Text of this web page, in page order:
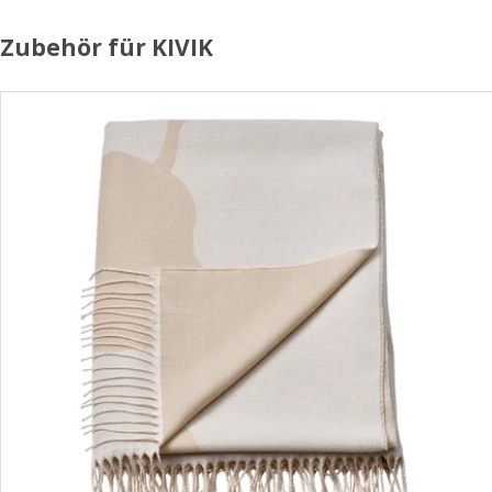
Zubehör für KIVIK